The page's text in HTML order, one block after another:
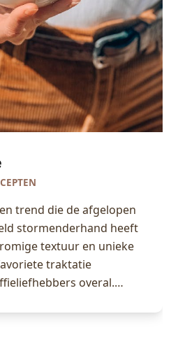
trend die de afgelopen
stormenderhand heeft
textuur en unieke
traktatie
overal.…